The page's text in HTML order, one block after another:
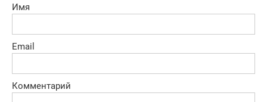
Имя
Email
Комментарий